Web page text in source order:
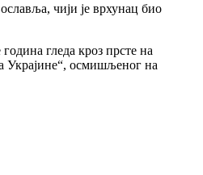
чији је врхунац био
гледа кроз прсте на
Украјине“, осмишљеног на